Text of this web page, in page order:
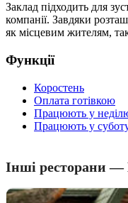
Заклад підходить для
компанії. Завдяки
як місцевим жителям,
Функції
Коростень
Оплата готівкою
Працюють у
Працюють у
Інші ресторани —